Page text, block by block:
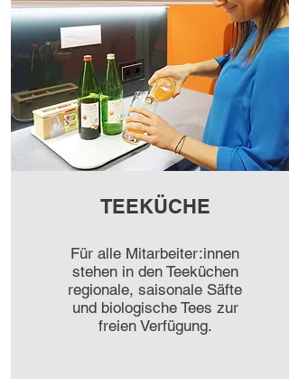
TEEKÜCHE
Für alle Mitarbeiter:innen
stehen in den Teeküchen
regionale, saisonale Säfte
und biologische Tees zur
freien Verfügung.